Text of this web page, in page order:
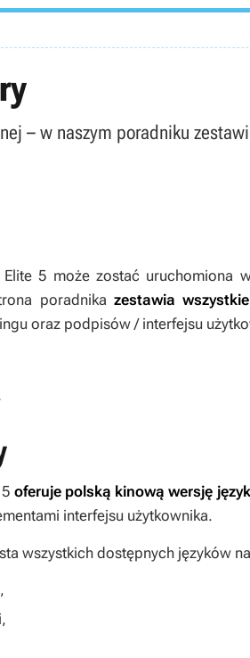
– w naszym poradniku
5 może zostać uruchomiona
poradnika zestawia
oraz podpisów / interfejsu
oferuje polską kinową wersję
interfejsu użytkownika.
wszystkich dostępnych języków